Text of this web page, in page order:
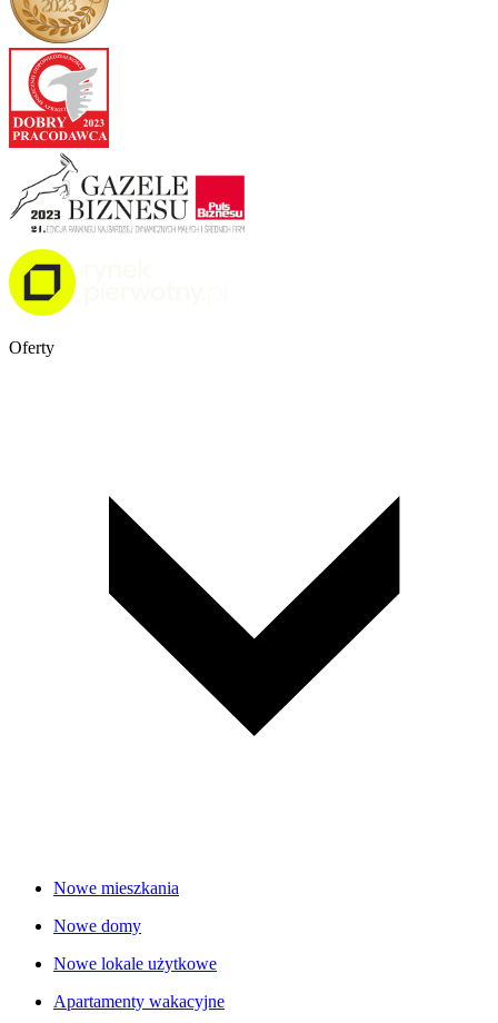
Oferty
Nowe mieszkania
Nowe domy
Nowe lokale użytkowe
Apartamenty wakacyjne